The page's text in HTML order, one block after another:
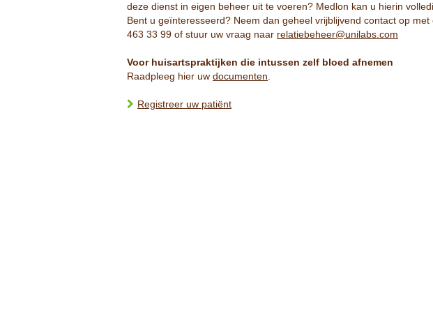
deze dienst in eigen beheer uit te voeren? Medlon kan u hierin
Bent u geïnteresseerd? Neem dan geheel vrijblijvend contact op
463 33 99 of stuur uw vraag naar relatiebeheer@unilabs.com
Voor huisartspraktijken die intussen zelf bloed afnemen
Raadpleeg hier uw documenten
Registreer uw patiënt